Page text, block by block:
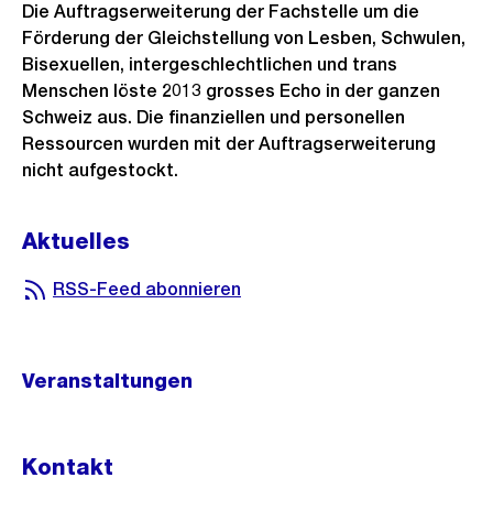
Die Auftragserweiterung der Fachstelle um die
Förderung der Gleichstellung von Lesben, Schwulen,
Bisexuellen, intergeschlechtlichen und trans
Menschen löste 2013 grosses Echo in der ganzen
Schweiz aus. Die finanziellen und personellen
Ressourcen wurden mit der Auftragserweiterung
nicht aufgestockt.
Aktuelles
RSS-Feed abonnieren
Veranstaltungen
Kontakt